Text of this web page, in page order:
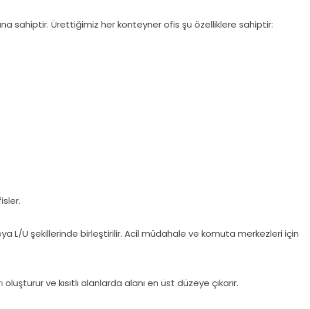
sahiptir. Ürettiğimiz her konteyner ofis şu özelliklere sahiptir:
L/U şekillerinde birleştirilir. Acil müdahale ve komuta merkezleri için
ve kısıtlı alanlarda alanı en üst düzeye çıkarır.